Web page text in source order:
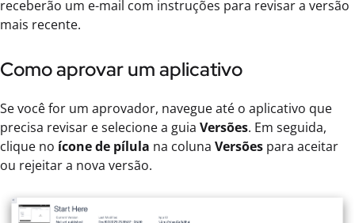
receberão um e-mail com instruções para revisar a versão
mais recente.
Como aprovar um aplicativo
Se você for um aprovador, navegue até o aplicativo que
precisa revisar e selecione a guia Versões. Em seguida,
clique no ícone de pílula na coluna Versões para aceitar
ou rejeitar a nova versão.